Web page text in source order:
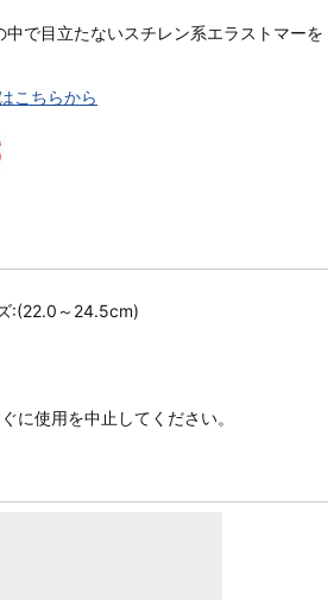
で目立たないスチレン系エラストマーを
こちらから
:(22.0～24.5cm)
に使用を中止してください。